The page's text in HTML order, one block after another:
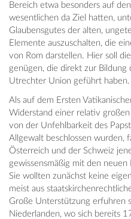
Bereich etwa besonders auf
wesentlichen da Ziel hatten,
Glaubensgutes der alten,
Elemente auszuschalten, die
von Rom darstellen. Hier soll
genügen, die direkt zur
Utrechter Union geführt haben.
Als auf dem Ersten
Widerstand einer relativ
von der Unfehlbarkeit des
Allgewalt beschlossen wurden,
Österreich und der Schweiz
gewissensmäßig mit den
Sie wollten zunächst keine
meist aus
Große Unterstützung erfuhren
Niederlanden, wo sich bereits